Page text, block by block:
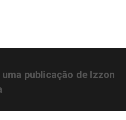
publicação de Izzon